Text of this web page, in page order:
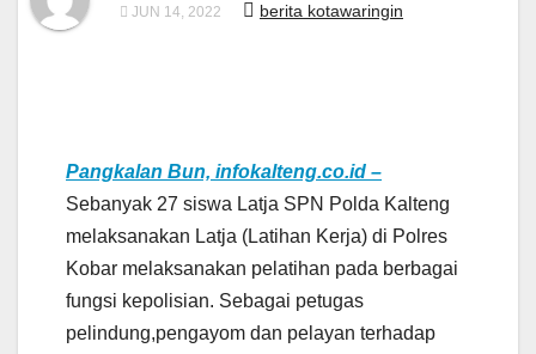
JUN 14, 2022 berita kotawaringin
Pangkalan Bun, infokalteng.co.id –
Sebanyak 27 siswa Latja SPN Polda Kalteng
melaksanakan Latja (Latihan Kerja) di Polres
Kobar melaksanakan pelatihan pada berbagai
fungsi kepolisian. Sebagai petugas
pelindung,pengayom dan pelayan terhadap